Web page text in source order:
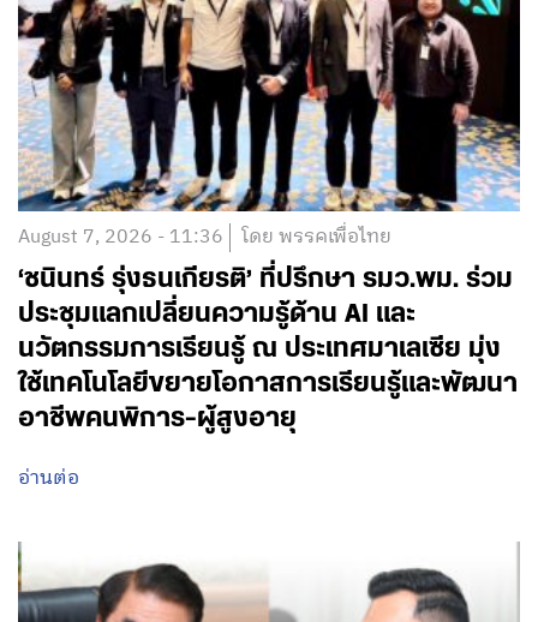
August 7, 2026 - 11:36 โดย พรรคเพื่อไทย
‘ชนินทร์ รุ่งธนเกียรติ’ ที่ปรึกษา รมว.พม. ร่วม
ประชุมแลกเปลี่ยนความรู้ด้าน AI และ
นวัตกรรมการเรียนรู้ ณ ประเทศมาเลเซีย มุ่ง
ใช้เทคโนโลยีขยายโอกาสการเรียนรู้และพัฒนา
อาชีพคนพิการ-ผู้สูงอายุ
อ่านต่อ